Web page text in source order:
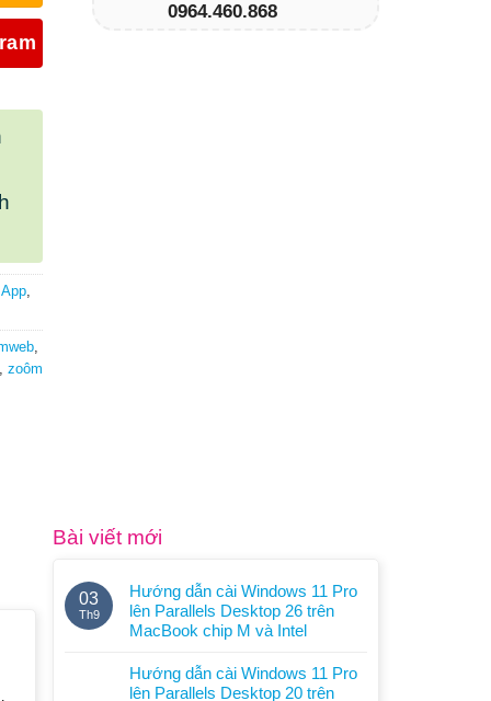
,
,
zoôm
0964.460.868
Bài viết mới
03
Th9
Hướng dẫn cài Windows 11 Pro
lên Parallels Desktop 26 trên
MacBook chip M và Intel
có
bình
Hướng dẫn cài Windows 11 Pro
lên Parallels Desktop 20 trên